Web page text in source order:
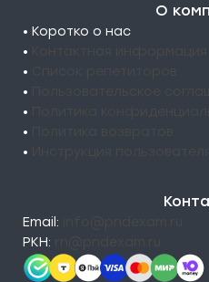
О
• Коротко о нас
•
•
•
•
•
•
Email:
РКН: